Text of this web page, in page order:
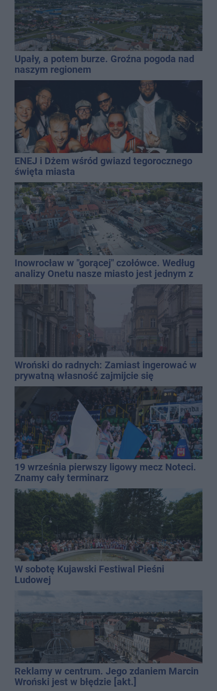
Upały, a potem burze. Groźna pogoda nad
naszym regionem
ENEJ i Dżem wśród gwiazd tegorocznego
święta miasta
Inowrocław w "gorącej" czołówce. Według
analizy Onetu nasze miasto jest jednym z
najbardziej narażonych na upały
Wroński do radnych: Zamiast ingerować w
prywatną własność zajmijcie się
gospodarką
19 września pierwszy ligowy mecz Noteci.
Znamy cały terminarz
W sobotę Kujawski Festiwal Pieśni
Ludowej
Reklamy w centrum. Jego zdaniem Marcin
Wroński jest w błędzie [akt.]